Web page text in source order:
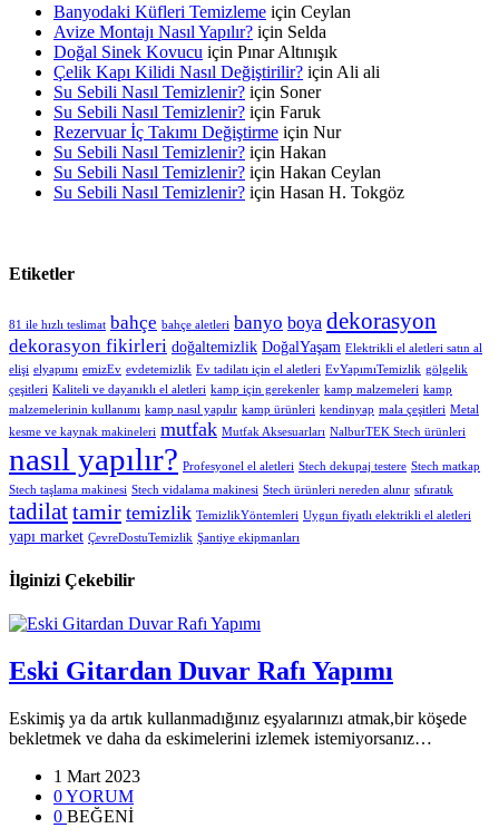
Banyodaki Küfleri Temizleme için Ceylan
Avize Montajı Nasıl Yapılır? için Selda
Doğal Sinek Kovucu için Pınar Altınışık
Çelik Kapı Kilidi Nasıl Değiştirilir? için Ali ali
Su Sebili Nasıl Temizlenir? için Soner
Su Sebili Nasıl Temizlenir? için Faruk
Rezervuar İç Takımı Değiştirme için Nur
Su Sebili Nasıl Temizlenir? için Hakan
Su Sebili Nasıl Temizlenir? için Hakan Ceylan
Su Sebili Nasıl Temizlenir? için Hasan H. Tokgöz
Etiketler
81 ile hızlı teslimat bahçe bahçe aletleri banyo boya dekorasyon
dekorasyon fikirleri doğaltemizlik DoğalYaşam Elektrikli el aletleri satın al
elişi elyapımı emizEv evdetemizlik Ev tadilatı için el aletleri EvYapımıTemizlik gölgelik
çeşitleri Kaliteli ve dayanıklı el aletleri kamp için gerekenler kamp malzemeleri kamp
malzemelerinin kullanımı kamp nasıl yapılır kamp ürünleri kendinyap mala çeşitleri Metal
kesme ve kaynak makineleri mutfak Mutfak Aksesuarları NalburTEK Stech ürünleri
nasıl yapılır? Profesyonel el aletleri Stech dekupaj testere Stech matkap
Stech taşlama makinesi Stech vidalama makinesi Stech ürünleri nereden alınır sıfıratık
tadilattamir temizlik TemizlikYöntemleri Uygun fiyatlı elektrikli el aletleri
yapı market ÇevreDostuTemizlik Şantiye ekipmanları
İlginizi Çekebilir
Eski Gitardan Duvar Rafı Yapımı
Eskimiş ya da artık kullanmadığınız eşyalarınızı atmak,bir köşede
bekletmek ve daha da eskimelerini izlemek istemiyorsanız…
1 Mart 2023
0 YORUM
0 BEĞENİ